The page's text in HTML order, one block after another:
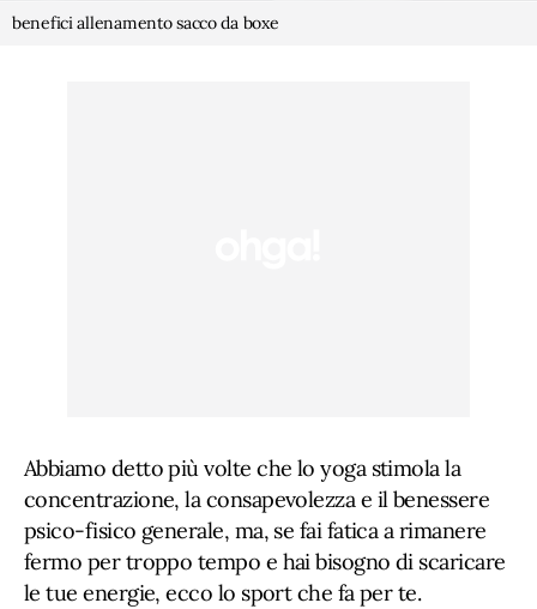
benefici allenamento sacco da boxe
Abbiamo detto più volte che lo yoga stimola la
concentrazione, la consapevolezza e il benessere
psico-fisico generale, ma, se fai fatica a rimanere
fermo per troppo tempo e hai bisogno di scaricare
le tue energie, ecco lo sport che fa per te.